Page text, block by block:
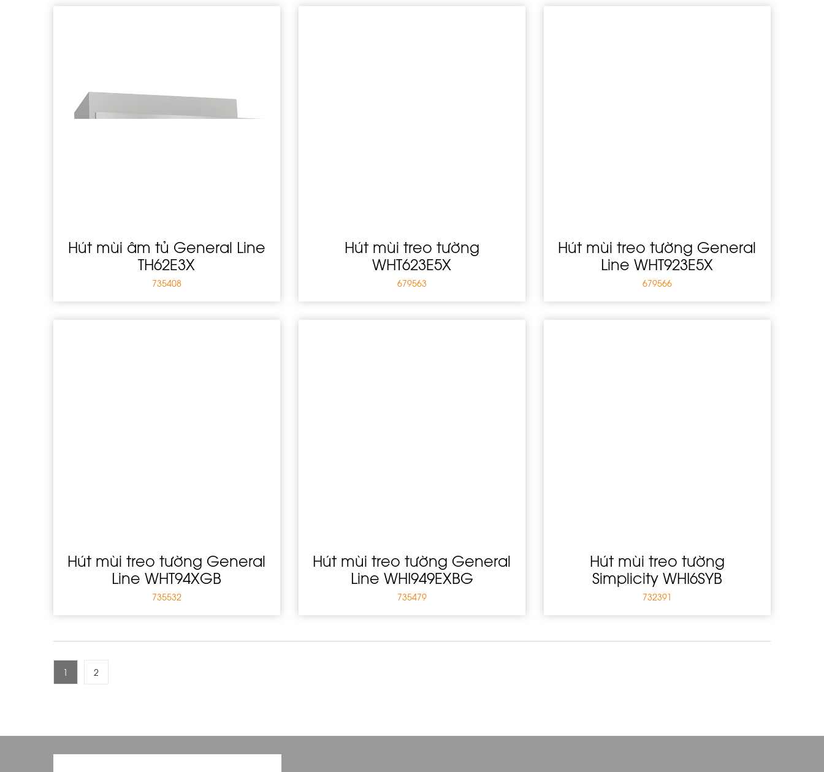
Hút mùi âm tủ General Line
TH62E3X
735408
Hút mùi treo tường
WHT623E5X
679563
Hút mùi treo tường General
Line WHT923E5X
679566
Hút mùi treo tường General
Line WHT94XGB
735532
Hút mùi treo tường General
Line WHI949EXBG
735479
Hút mùi treo tường
Simplicity WHI6SYB
732391
1 2